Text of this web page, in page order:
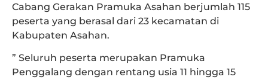
Cabang Gerakan Pramuka Asahan berjumlah 115
peserta yang berasal dari 23 kecamatan di
Kabupaten Asahan.
” Seluruh peserta merupakan Pramuka
Penggalang dengan rentang usia 11 hingga 15